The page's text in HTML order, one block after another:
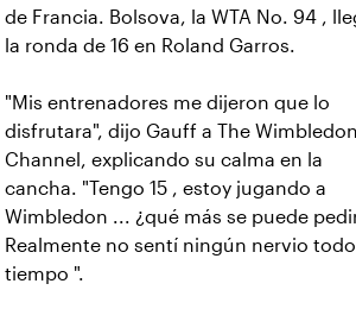
de Francia. Bolsova, la WTA No. 94 ,
la ronda de 16 en Roland Garros.
"Mis entrenadores me dijeron que lo
disfrutara", dijo Gauff a The Wimbledon
Channel, explicando su calma en la
cancha. "Tengo 15 , estoy jugando a
Wimbledon ... ¿qué más se puede
Realmente no sentí ningún nervio todo
tiempo ".